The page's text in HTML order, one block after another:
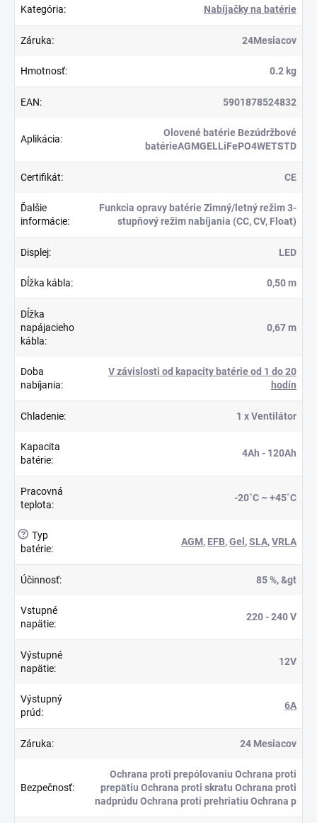
Kategória: Nabíjačky na batérie
Záruka: 24Mesiacov
Hmotnosť: 0.2 kg
EAN: 5901878524832
Aplikácia:
Olovené batérie Bezúdržbové
batérieAGMGELLiFePO4WETSTD
Certifikát: CE
Ďalšie
informácie:
Funkcia opravy batérie Zimný/letný režim 3-
stupňový režim nabíjania (CC, CV, Float)
Displej: LED
Dĺžka kábla: 0,50 m
Dĺžka
napájacieho
kábla:
0,67 m
Doba
nabíjania:
V závislosti od kapacity batérie od 1 do 20
hodín
Chladenie: 1 x Ventilátor
Kapacita
batérie:
4Ah - 120Ah
Pracovná
teplota:
-20˚C ~ +45˚C
? Typ
batérie:
AGM, EFB,Gel,SLA,VRLA
Účinnosť: 85 %, &gt
Vstupné
napätie:
220 - 240 V
Výstupné
napätie:
12V
Výstupný
prúd:
6A
Záruka: 24 Mesiacov
Bezpečnosť:
Ochrana proti prepólovaniu Ochrana proti
prepätiu Ochrana proti skratu Ochrana proti
nadprúdu Ochrana proti prehriatiu Ochrana p